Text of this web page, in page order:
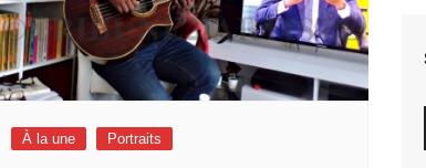
À la une Portraits